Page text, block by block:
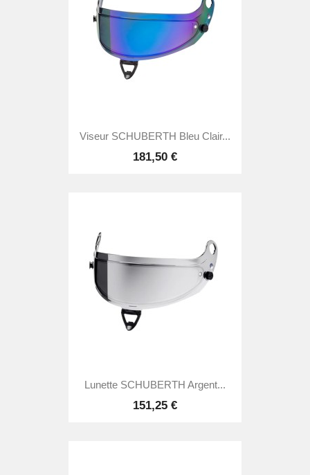
Viseur SCHUBERTH Bleu Clair...
181,50 €
Lunette SCHUBERTH Argent...
151,25 €